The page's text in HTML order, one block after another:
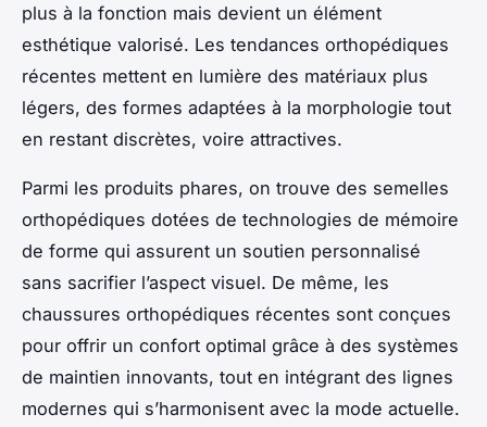
plus à la fonction mais devient un élément
esthétique valorisé. Les tendances orthopédiques
récentes mettent en lumière des matériaux plus
légers, des formes adaptées à la morphologie tout
en restant discrètes, voire attractives.
Parmi les produits phares, on trouve des semelles
orthopédiques dotées de technologies de mémoire
de forme qui assurent un soutien personnalisé
sans sacrifier l’aspect visuel. De même, les
chaussures orthopédiques récentes sont conçues
pour offrir un confort optimal grâce à des systèmes
de maintien innovants, tout en intégrant des lignes
modernes qui s’harmonisent avec la mode actuelle.